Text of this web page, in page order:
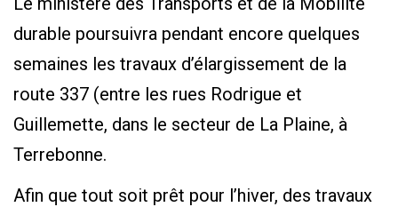
durable poursuivra pendant encore quelques
semaines les travaux d’élargissement de la
route 337 (entre les rues Rodrigue et
Guillemette, dans le secteur de La Plaine, à
Terrebonne.
Afin que tout soit prêt pour l’hiver, des travaux